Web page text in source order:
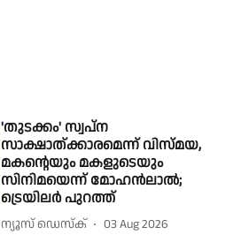
'തുടക്കം' സ്വപ്ന
സാക്ഷാത്ക്കാരമെന്ന് വിസ്മയ,
മകന്റെയും മകളുടെയും
സിനിമയെന്ന് മോഹന്‍ലാല്‍;
ട്രെയിലര്‍ പുറത്ത്
ന്യൂസ് ഡെസ്ക് 03 Aug 2026